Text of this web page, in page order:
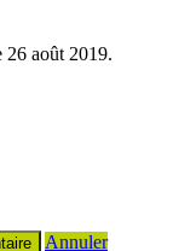
26 août 2019.
Annuler